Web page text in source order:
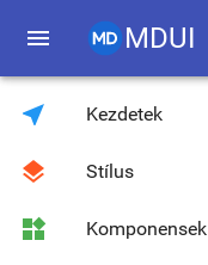
menu MDUI
near_me Kezdetek
Bevezetés
Letöltés
layers Stílus
Színek és témák
widgets Komponensek